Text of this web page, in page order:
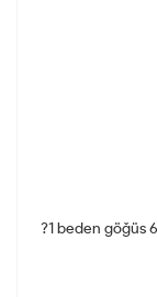
?1 beden göğüs